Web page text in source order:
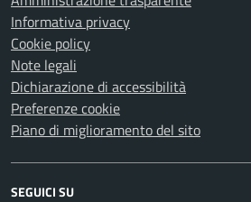
Informativa privacy
Cookie policy
Note legali
Dichiarazione di accessibilità
Preferenze cookie
Piano di miglioramento del sito
SEGUICI SU